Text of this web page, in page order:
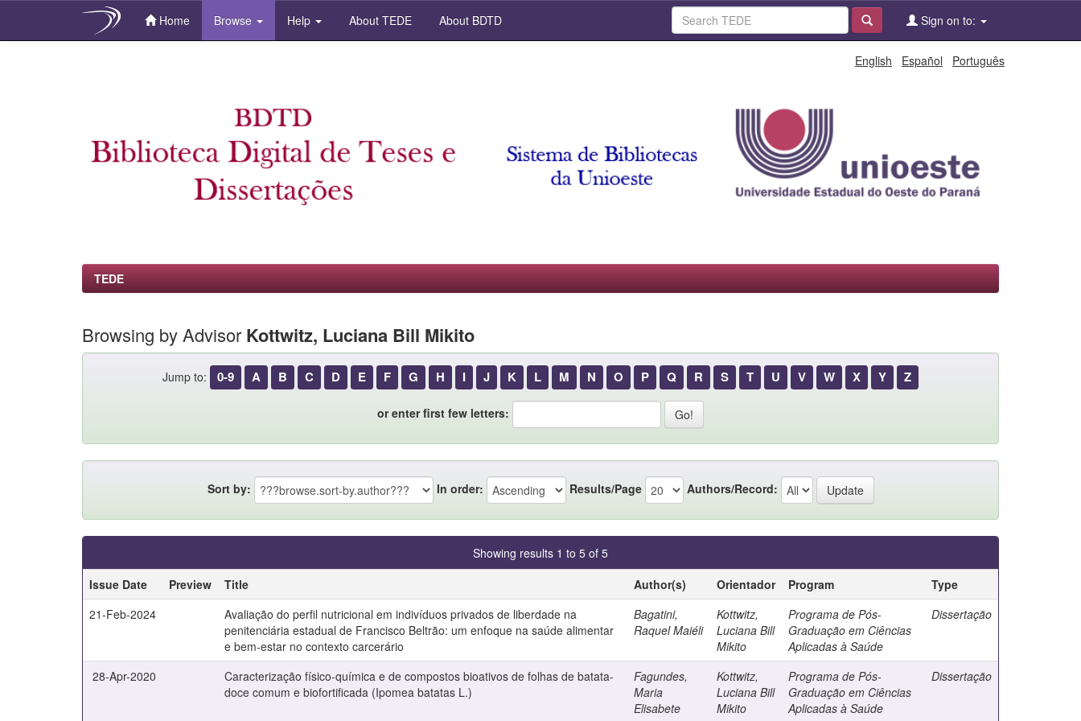
Home Browse Help About TEDE About BDTD Sign on to:
English Español Português
TEDE
Browsing by Advisor Kottwitz, Luciana Bill Mikito
Jump to: 0-9 A B C D E F G H I J K L M N O P Q R S T U V W X Y Z
or enter first few letters:
Sort by: In order: Results/Page Authors/Record:
Showing results 1 to 5 of 5
Issue Date
Preview Title Author(s) Orientador Program
Type
21-Feb-2024
Avaliação do perfil nutricional em indivíduos privados de liberdade na
penitenciária estadual de Francisco Beltrão: um enfoque na saúde alimentar
e bem-estar no contexto carcerário
Bagatini,
Raquel Maiéli
Kottwitz,
Luciana Bill
Mikito
Programa de Pós-
Graduação em Ciências
Aplicadas à Saúde
Dissertação
28-Apr-2020
Caracterização físico-química e de compostos bioativos de folhas de batata-
doce comum e biofortificada (Ipomea batatas L.)
Fagundes,
Maria
Elisabete
Kottwitz,
Luciana Bill
Mikito
Programa de Pós-
Graduação em Ciências
Aplicadas à Saúde
Dissertação